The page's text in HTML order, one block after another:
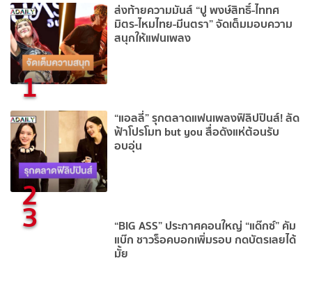
1
ส่งท้ายความมันส์ “ปู พงษ์สิทธิ์-ไททศ
มิตร-ไหมไทย-มีนตรา” จัดเต็มมอบความ
สนุกให้แฟนเพลง
2
“แอลลี่” รุกตลาดแฟนเพลงฟิลิปปินส์! ลัด
ฟ้าโปรโมท but you สื่อดังแห่ต้อนรับ
อบอุ่น
3 “BIG ASS” ประกาศคอนใหญ่ “แด๊กซ์” คัม
แบ๊ก ชาวร็อคบอกเพิ่มรอบ กดบัตรเลยได้
มั้ย